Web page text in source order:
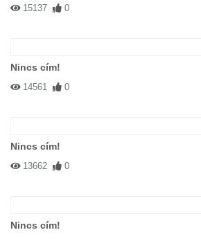
15137 0
Nincs cím!
14561 0
Nincs cím!
13662 0
Nincs cím!